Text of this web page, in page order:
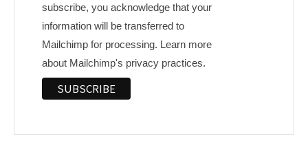
subscribe, you acknowledge that your
information will be transferred to
Mailchimp for processing. Learn more
about Mailchimp's privacy practices.